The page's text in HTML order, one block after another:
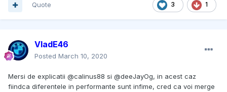
3 1
Quote
VladE46
Posted March 10, 2020
Mersi de explicatii @calinus88 si @deeJayOg, in acest caz
fiindca diferentele in performante sunt infime, cred ca voi merge